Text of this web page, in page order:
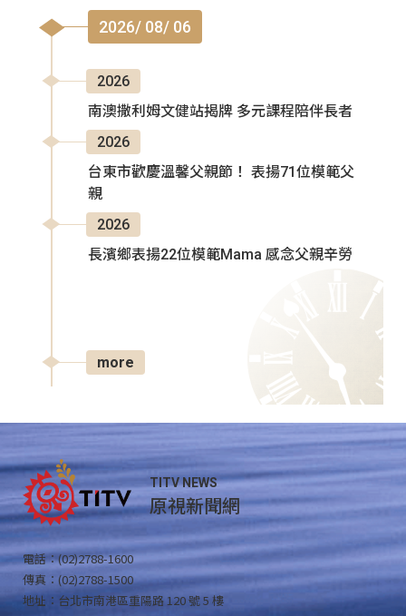
2026/ 08/ 06
2026
南澳撒利姆文健站揭牌 多元課程陪伴長者
2026
台東市歡慶溫馨父親節！ 表揚71位模範父
親
2026
長濱鄉表揚22位模範Mama 感念父親辛勞
more
TITV NEWS
原視新聞網
電話：(02)2788-1600
傳真：(02)2788-1500
地址：台北市南港區重陽路 120 號 5 樓